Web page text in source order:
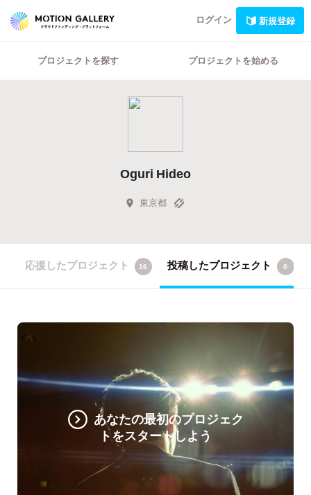
ログイン 新規登録
プロジェクトを探す プロジェクトを始める
Oguri Hideo
東京都
応援したプロジェクト 16 投稿したプロジェクト 0
あなたの最初のプロジェク
トをスタートしよう